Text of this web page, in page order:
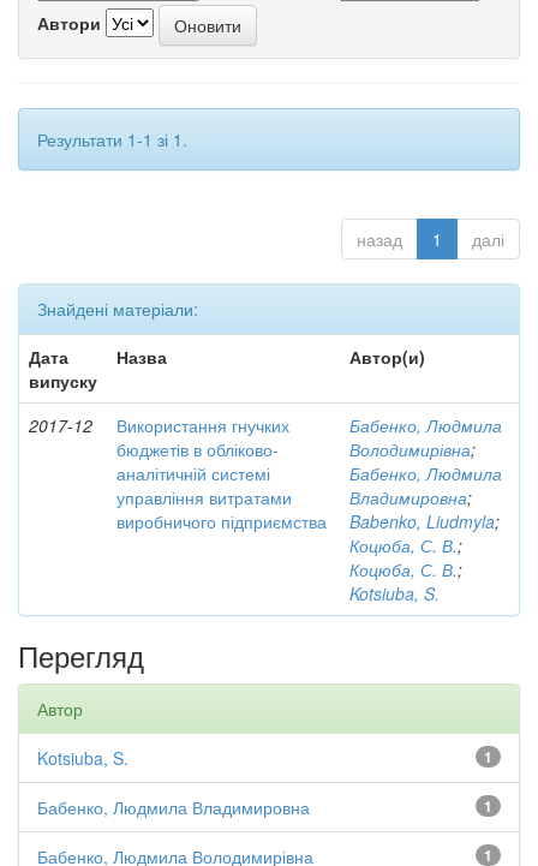
Автори
Результати 1-1 зі 1.
назад 1 далі
Знайдені матеріали:
Дата
випуску
Назва Автор(и)
2017-12
Використання гнучких
бюджетів в обліково-
аналітичній системі
управління витратами
виробничого підприємства
Бабенко, Людмила
Володимирівна;
Бабенко, Людмила
Владимировна;
Babenko, Liudmyla;
Коцюба, С. В.;
Коцюба, С. В.;
Kotsiuba, S.
Перегляд
Автор
1
Kotsiuba, S.
1
Бабенко, Людмила Владимировна
1
Бабенко, Людмила Володимирівна